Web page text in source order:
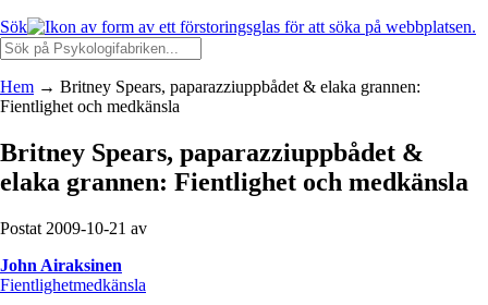
Sök
Hem → Britney Spears, paparazziuppbådet & elaka grannen:
Fientlighet och medkänsla
Britney Spears, paparazziuppbådet &
elaka grannen: Fientlighet och medkänsla
Postat 2009-10-21 av
John Airaksinen
Fientlighetmedkänsla